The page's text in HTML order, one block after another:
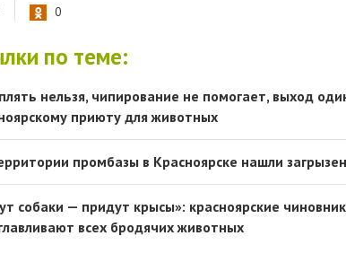
0
по теме:
нельзя, чипирование не помогает, выход
приюту для животных
промбазы в Красноярске нашли
собаки — придут крысы»: красноярские
всех бродячих животных